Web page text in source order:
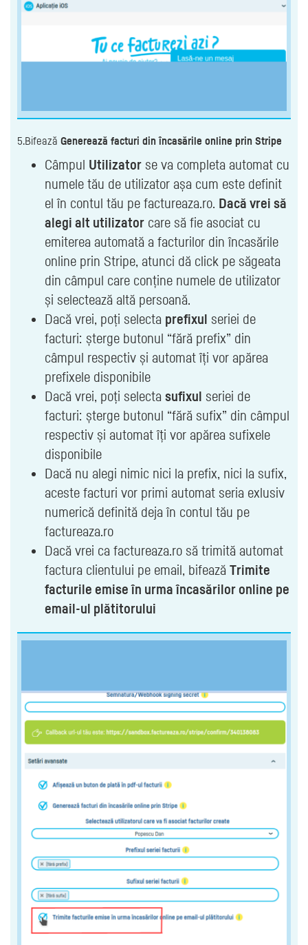
5.Bifează Generează facturi din încasările online prin Stripe
Câmpul Utilizator se va completa automat cu
numele tău de utilizator așa cum este definit
el în contul tău pe factureaza.ro. Dacă vrei să
alegi alt utilizator care să fie asociat cu
emiterea automată a facturilor din încasările
online prin Stripe, atunci dă click pe săgeata
din câmpul care conține numele de utilizator
și selectează altă persoană.
Dacă vrei, poți selecta prefixul seriei de
facturi: șterge butonul “fără prefix” din
câmpul respectiv și automat îți vor apărea
prefixele disponibile
Dacă vrei, poți selecta sufixul seriei de
facturi: șterge butonul “fără sufix” din câmpul
respectiv și automat îți vor apărea sufixele
disponibile
Dacă nu alegi nimic nici la prefix, nici la sufix,
aceste facturi vor primi automat seria exlusiv
numerică definită deja în contul tău pe
factureaza.ro
Dacă vrei ca factureaza.ro să trimită automat
factura clientului pe email, bifează Trimite
facturile emise în urma încasărilor online pe
email-ul plătitorului